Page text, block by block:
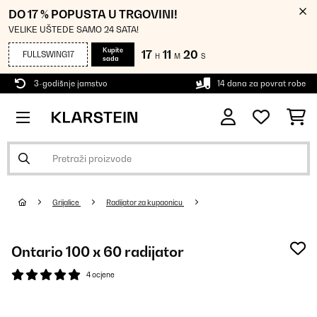
DO 17 % POPUSTA U TRGOVINI!
VELIKE UŠTEDE SAMO 24 SATA!
FULLSWING17
Kupite
sada
17 H 11 M 20 S
3-godišnje jamstvo 14 dana za povrat robe
Grijalice Radijator za kupaonicu
Ontario 100 x 60 radijator
4 ocjene